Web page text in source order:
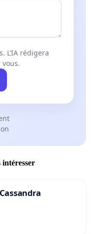
L’IA rédigera